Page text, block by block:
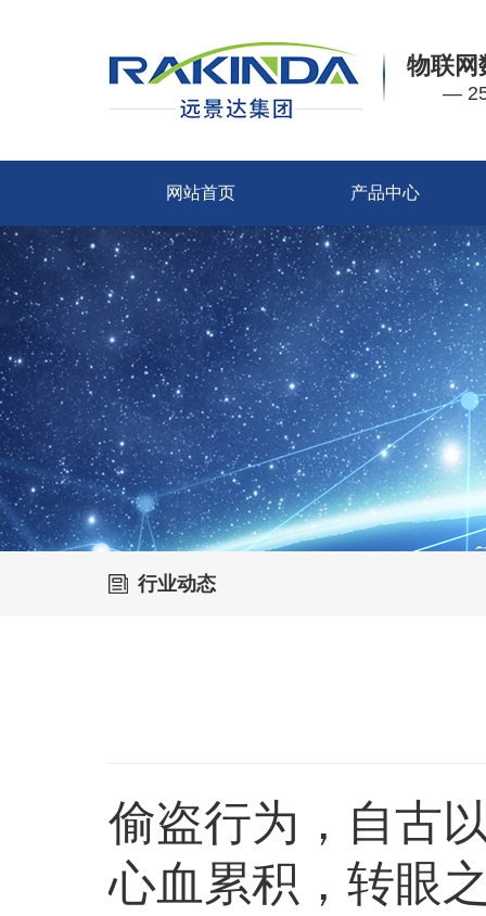
物联网
—
网站首页 产品中心
行业动态
偷盗行为，自古
心血累积，转眼